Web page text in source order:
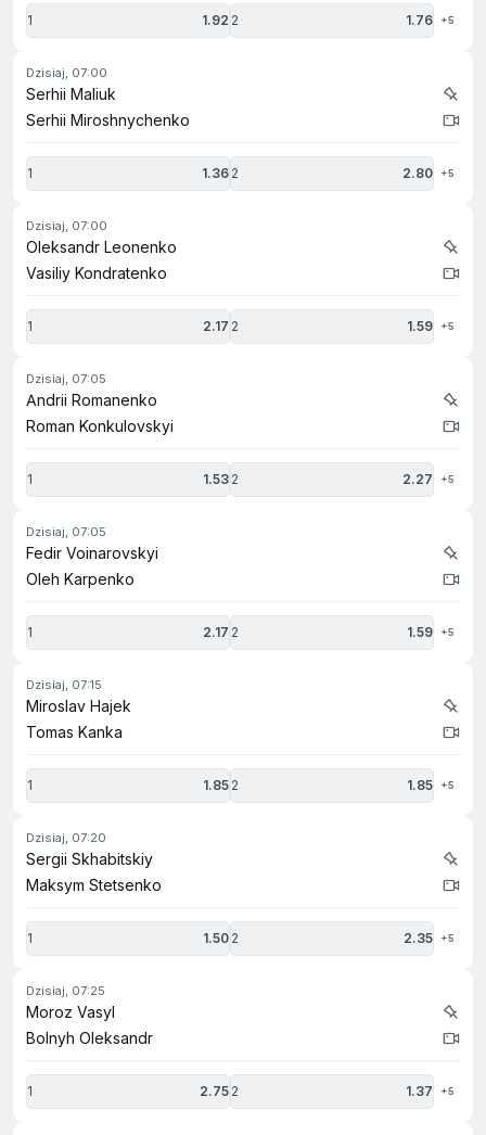
1 1.92 2 1.76 +5
dzisiaj, 07:00
Serhii Maliuk
Serhii Miroshnychenko
1 1.36 2 2.80 +5
dzisiaj, 07:00
Oleksandr Leonenko
Vasiliy Kondratenko
1 2.17 2 1.59 +5
dzisiaj, 07:05
Andrii Romanenko
Roman Konkulovskyi
1 1.53 2 2.27 +5
dzisiaj, 07:05
Fedir Voinarovskyi
Oleh Karpenko
1 2.17 2 1.59 +5
dzisiaj, 07:15
Miroslav Hajek
Tomas Kanka
1 1.85 2 1.85 +5
dzisiaj, 07:20
Sergii Skhabitskiy
Maksym Stetsenko
1 1.50 2 2.35 +5
dzisiaj, 07:25
Moroz Vasyl
Bolnyh Oleksandr
1 2.75 2 1.37 +5